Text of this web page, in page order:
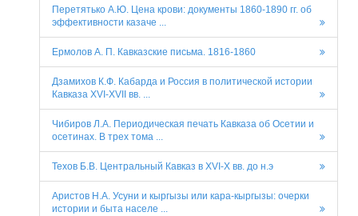
Перетятько А.Ю. Цена крови: документы 1860-1890 гг. об
эффективности казаче ...
Ермолов А. П. Кавказские письма. 1816-1860
Дзамихов К.Ф. Кабарда и Россия в политической истории
Кавказа XVI-XVII вв. ...
Чибиров Л.А. Периодическая печать Кавказа об Осетии и
осетинах. В трех тома ...
Техов Б.В. Центральный Кавказ в ХVI-Х вв. до н.э
Аристов Н.А. Усуни и кыргызы или кара-кыргызы: oчерки
истории и быта населе ...